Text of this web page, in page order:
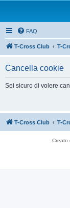
FAQ
T-Cross Club T-
Cancella cookie
Sei sicuro di volere
T-Cross Club T-
Creato